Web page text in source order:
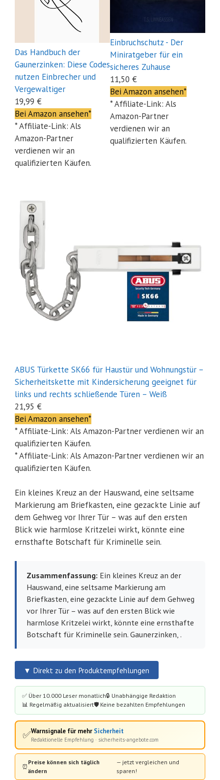
Das Handbuch der
Gaunerzinken: Diese Codes
nutzen Einbrecher und
Vergewaltiger
19,99 €
Bei Amazon ansehen*
* Affiliate-Link: Als
Amazon-Partner
verdienen wir an
qualifizierten Käufen.
Einbruchschutz - Der
Miniratgeber für ein
sicheres Zuhause
11,50 €
Bei Amazon ansehen*
* Affiliate-Link: Als
Amazon-Partner
verdienen wir an
qualifizierten Käufen.
ABUS Türkette SK66 für Haustür und Wohnungstür –
Sicherheitskette mit Kindersicherung geeignet für
links und rechts schließende Türen – Weiß
21,95 €
Bei Amazon ansehen*
* Affiliate-Link: Als Amazon-Partner verdienen wir an
qualifizierten Käufen.
* Affiliate-Link: Als Amazon-Partner verdienen wir an
qualifizierten Käufen.
Ein kleines Kreuz an der Hauswand, eine seltsame
Markierung am Briefkasten, eine gezackte Linie auf
dem Gehweg vor Ihrer Tür – was auf den ersten
Blick wie harmlose Kritzelei wirkt, könnte eine
ernsthafte Botschaft für Kriminelle sein.
Zusammenfassung: Ein kleines Kreuz an der
Hauswand, eine seltsame Markierung am
Briefkasten, eine gezackte Linie auf dem Gehweg
vor Ihrer Tür – was auf den ersten Blick wie
harmlose Kritzelei wirkt, könnte eine ernsthafte
Botschaft für Kriminelle sein. Gaunerzinken, .
▼ Direkt zu den Produktempfehlungen
✅ Über 10.000 Leser monatlich🔒 Unabhängige Redaktion
📊 Regelmäßig aktualisiert🛡️ Keine bezahlten Empfehlungen
✅Warnsignale für mehr Sicherheit
Redaktionelle Empfehlung · sicherheits-angebote.com
⏰
Preise können sich täglich
ändern
— jetzt vergleichen und
sparen!